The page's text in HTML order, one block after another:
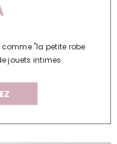
"la petite robe
jouets intimes.